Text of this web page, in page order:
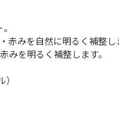
みを自然に明るく補整し
みを明るく補整します。